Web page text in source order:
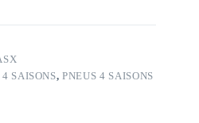
SAISONS,PNEUS 4 SAISONS